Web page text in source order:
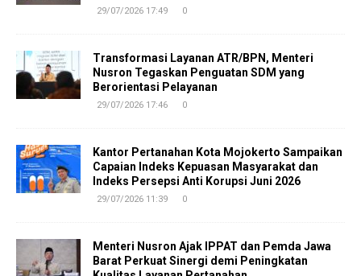
29/07/2026 17:49 0
Transformasi Layanan ATR/BPN, Menteri
Nusron Tegaskan Penguatan SDM yang
Berorientasi Pelayanan
29/07/2026 17:46 0
Kantor Pertanahan Kota Mojokerto Sampaikan
Capaian Indeks Kepuasan Masyarakat dan
Indeks Persepsi Anti Korupsi Juni 2026
29/07/2026 11:39 0
Menteri Nusron Ajak IPPAT dan Pemda Jawa
Barat Perkuat Sinergi demi Peningkatan